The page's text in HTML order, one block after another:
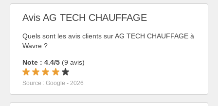
Avis AG TECH CHAUFFAGE
Quels sont les avis clients sur AG TECH CHAUFFAGE à
Wavre ?
Note : 4.4/5 (9 avis)
Source : Google - 2026